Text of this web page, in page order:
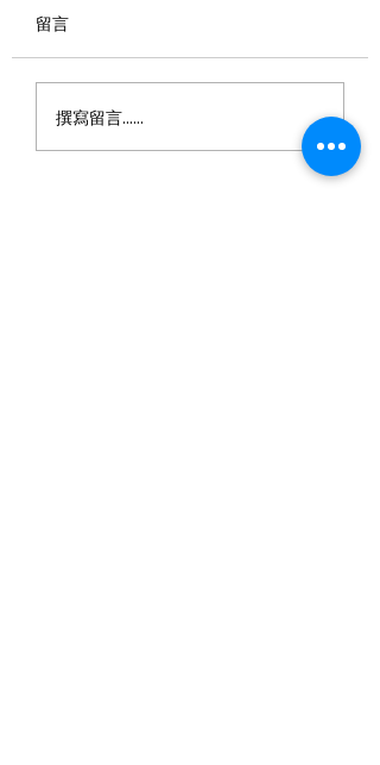
06 陳君彥老師分享
留言
撰寫留言......